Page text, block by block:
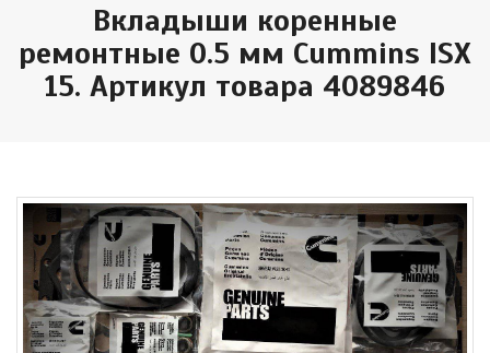
Вкладыши коренные
ремонтные 0.5 мм Cummins ISX
15. Артикул товара 4089846